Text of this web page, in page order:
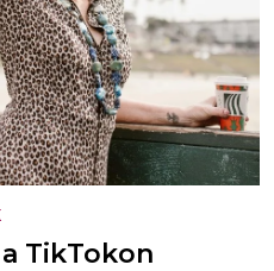
TikTokon